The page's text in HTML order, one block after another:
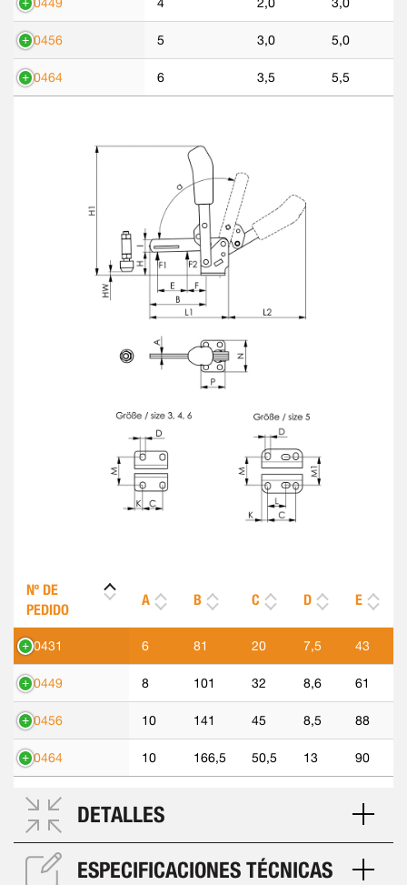
90449 4 2,0 3,0
90456 5 3,0 5,0
90464 6 3,5 5,5
Nº DE
PEDIDO
A B C D E
90431 6 81 20 7,5 43
90449 8 101 32 8,6 61
90456 10 141 45 8,5 88
90464 10 166,5 50,5 13 90
DETALLES
ESPECIFICACIONES TÉCNICAS